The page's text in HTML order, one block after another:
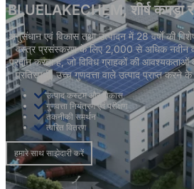
BLUELAKECHEM, शीर्ष कपड़ा
अनुसंधान एवं विकास तथा उत्पादन में 28 वर्षों की
वस्त्र प्रसंस्करण के लिए 2,000 से अधिक नवीन
प्रदान करता है, जो विविध ग्राहकों की आवश्यकताओं
प्रतिस्पर्धी, उच्च गुणवत्ता वाले उत्पाद प्राप्त
उत्पाद कस्टम और विकास
गुणवत्ता नियंत्रण एवं परीक्षण
तकनीकी समर्थन
त्वरित वितरण
हमारे साथ साझेदारी करें